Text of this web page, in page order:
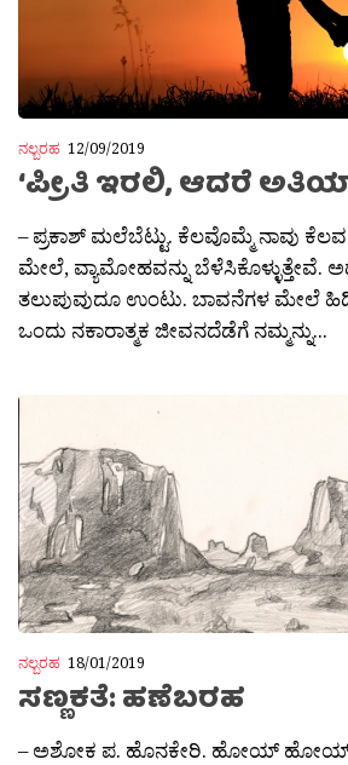
ನಲ್ಬರಹ 12/09/2019
‘ಪ್ರೀತಿ ಇರಲಿ, ಆದರೆ
– ಪ್ರಕಾಶ್‌ ಮಲೆಬೆಟ್ಟು. ಕೆಲವೊಮ್ಮೆ ನಾವು
ಮೇಲೆ, ವ್ಯಾಮೋಹವನ್ನು ಬೆಳೆಸಿಕೊಳ್ಳುತ್ತೇವೆ.
ತಲುಪುವುದೂ ಉಂಟು. ಬಾವನೆಗಳ ಮೇಲೆ
ಒಂದು ನಕಾರಾತ್ಮಕ ಜೀವನದೆಡೆಗೆ ನಮ್ಮನ್ನು...
ನಲ್ಬರಹ 18/01/2019
ಸಣ್ಣಕತೆ: ಹಣೆಬರಹ
– ಅಶೋಕ ಪ. ಹೊನಕೇರಿ. ಹೋಯ್ ಹೋಯ್…